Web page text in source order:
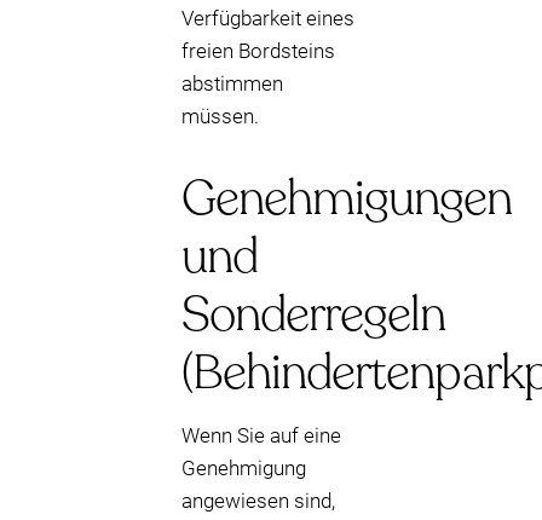
Verfügbarkeit eines
freien Bordsteins
abstimmen
müssen.
Genehmigungen
und
Sonderregeln
Wenn Sie auf eine
Genehmigung
angewiesen sind,